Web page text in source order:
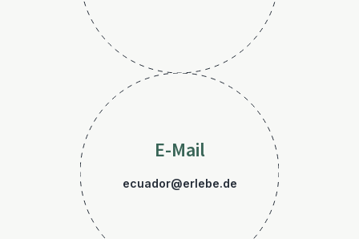
E-Mail
ecuador@erlebe.de